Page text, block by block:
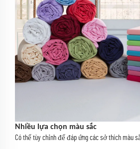
Nhiều lựa chọn màu sắc
Có thể tùy chỉnh để đáp ứng các sở thích màu